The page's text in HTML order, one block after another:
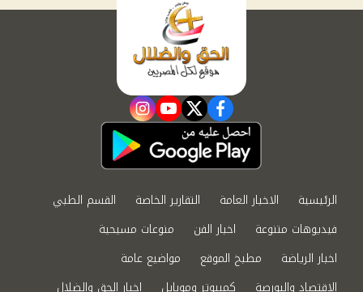
facebook
twitter
youtube
instagram
الرئيسية الاخبار العامة التقارير الخاصة
القسم الطبي
فيديوهات متنوعة
اخبار الفن
منوعات مسيحية
اخبار الرياضة
مطبخ الموقع
مواضيع عامة
الاقتصاد والبورصة
كمبيوتر وموبايل اخبار الحق والضلال